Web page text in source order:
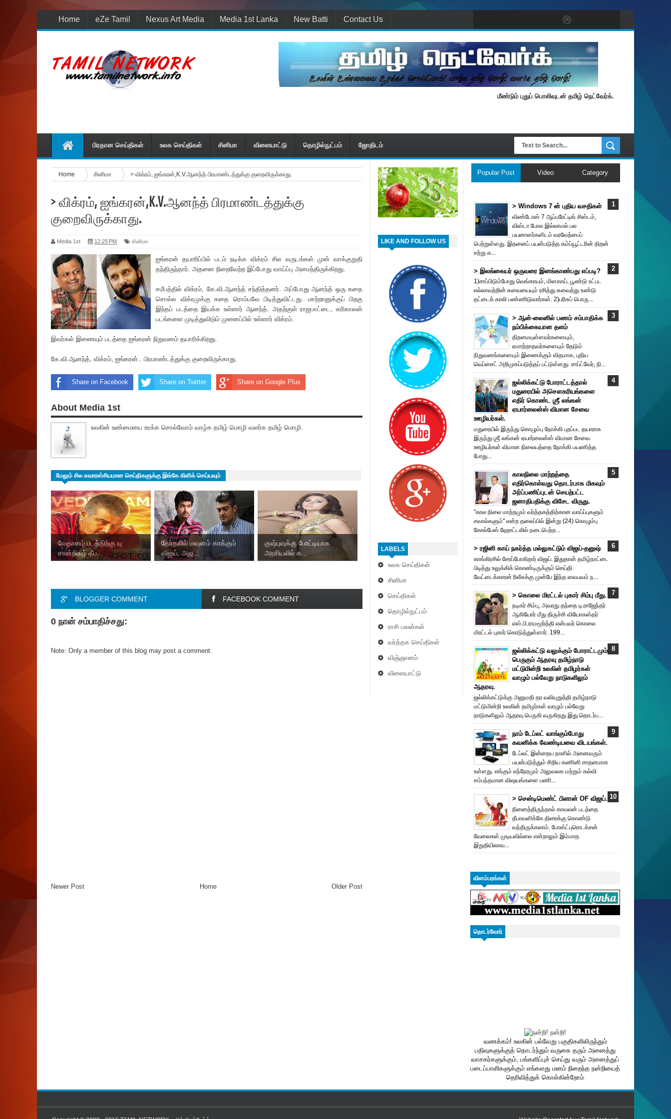
Home eZe Tamil Nexus Art Media Media 1st Lanka New Batti Contact Us
மீண்டும் புதுப் பொலிவுடன் தமிழ் நெட்வேர்க்.
பிரதான செய்திகள் உலக செய்திகள் சினிமா விளையாட்டு தொழில்நுட்பம் ஜோதிடம்
LIKE AND FOLLOW US
LABELS
உலக செய்திகள்
சினிமா
செய்திகள்
தொழில்நுட்பம்
ராசி பலன்கள்
வர்த்தக செய்திகள்
விஞ்ஞானம்
விளையாட்டு
Home சினிமா > விக்ரம், ஐங்கரன்,K.V.ஆனந்த் பிரமாண்டத்துக்கு குறைவிருக்காது.
> விக்ரம், ஐங்கரன்,K.V.ஆனந்த் பிரமாண்டத்துக்கு
குறைவிருக்காது.
Media 1st 12:25 PM சினிமா
ஐங்கரன் தயா‌ரிப்பில் படம் நடிக்க விக்ரம் சில வருடங்கள் முன் வாக்குறுதி
தந்திருந்தார். அதனை நிறைவேற்ற இப்போது வாய்ப்பு அமைந்திருக்கிறது.
சமீபத்தில் விக்ரம், கே.வி.ஆனந்த் சந்தித்தனர். அப்போது ஆனந்த் ஒரு கதை
சொல்ல விக்ரமுக்கு கதை ரொம்பவே பிடித்துவிட்டது. மாற்றானுக்குப் பிறகு
இந்தப் படத்தை இயக்க உள்ளார் ஆனந்த். அதற்குள் ராஜபாட்டை, க‌ரிகாலன்
படங்களை முடித்துவிடும் முனைப்பில் உள்ளார் விக்ரம்.
இவர்கள் இணையும் படத்தை ஐங்கரன் நிறுவனம் தயா‌ரிக்கிறது.
கே.வி.ஆனந்த், விக்ரம், ஐங்கரன்.. பிரமாண்டத்துக்கு குறைவிருக்காது.
Share on Facebook Share on Twitter Share on Google Plus
About Media 1st
உலகின் உண்மையை உரக்க சொல்வோம் வாழ்க தமிழ் மொழி வளர்க தமிழ் மொழி.
மேலும் சில சுவாரஸ்சியமான செய்திகளுக்கு இங்கே கிளிக் செய்யவும்
வேதாளம் படத்திற்கு யு
சான்றிதழ் தீப...
தேர்தலில் மவுனம் காக்கும்
விஜய், அஜ...
குஷ்புவுக்கு போட்டியாக
அரசியலில் க...
BLOGGER COMMENT FACEBOOK COMMENT
0 நான் சம்பாதிச்சது:
Note: Only a member of this blog may post a comment.
Newer Post Older Post
Home
Popular Post Video Category
> Windows 7 ன் புதிய வசதிகள்
விண்டோஸ் 7 ஆப்பரேட்டிங் சிஸ்டம்,
விஸ்டா போல இல்லாமல் பல
பயனாளர்களிடம் வரவேற்பைப்
பெற்றுள்ளது. இதனைப் பயன்படுத்த கம்ப்யூட்டரின் திறன்
சற்று க...
> இலங்கையர் ஒருவரை இனங்காண்பது எப்படி?
1)சாப்பிடும்போது வெங்காயம், மிளகாய், பூண்டு உட்பட
எல்லாவற்றின் சுவையையும் ரசித்து சுவைத்து உண்டு
தட்டைக் காலி பண்ணிடுவார்கள். 2)பரிசுப் பொரு...
> ஆன்-லைனில் பணம் சம்பாதிக்க
நம்பிக்கையான தளம்
திறமையுள்ளவர்களையும்,
ஏமாற்றாதவர்களையும் தேடும்
நிறுவனங்களையும் இணைக்கும் விதமாக, புதிய
வெப்சைட் அறிமுகப்படுத்தப் பட்டுள்ளது. சாப்ட்வேர், நி...
ஜல்லிக்கட்டு போராட்டத்தால்
மதுரையில் அசௌகரியங்களை
எதிர் கொண்ட ஶ்ரீ லங்கன்
ஏயார்லைன்ஸ் விமான சேவை
ஊழியர்கள்.
மதுரையில் இருந்து கொழும்பு நோக்கி புறப்பட தயாராக
இருந்து ஶ்ரீ லங்கன் ஏயார்லைன்ஸ் விமான சேவை
ஊழியர்கள் விமான நிலையத்தை நோக்கி பயணித்த
போது...
காலநிலை மாற்றத்தை
எதிர்கொள்வது தொடர்பாக மிகவும்
அர்ப்பணிப்புடன் செயற்பட்ட
ஜனாதிபதிக்கு விசேட விருது.
"கால நிலை மாற்றமும் வர்த்தகத்திற்கான வாய்ப்புகளும்
சவால்களும்" என்ற தலைப்பில் இன்று (24) கொழும்பு
கோல்பேஸ் ஹோட்டலில் நடைபெற்ற...
> ரஜினி காய் நகர்த்த மல்லுகட்டும் விஜய்-தனுஷ்
காங்கிரசில் சேரப்போகிறார் விஜய். இதுதான் தமிழ்நாட்டை
பிடித்து உலுக்கிக் கொண்டிருக்கும் செய்தி.
வேட்டைக்காரன் ரிலீசுக்கு முன்பே இந்த வைபவம் ந...
> கொலை மிரட்டல் புகார் சிம்பு மீது.
நடிகர் சிம்பு, அவரது தந்தை டி.ராஜேந்தர்
ஆகியோர் மீது திருச்சி வியோகஸ்தர்
எஸ்.பி.ராமமூர்த்தி என்பவர் கொலை
மிரட்டல் புகார் கொடுத்துள்ளார். 199...
ஜல்லிக்கட்டு வலுக்கும் போராட்டமும்
பெருகும் ஆதரவு தமிழ்நாடு
மட்டுமின்றி உலகின் தமிழர்கள்
வாழும் பல்வேறு நாடுகளிலும்
ஆதரவு.
ஜல்லிக்கட்டுக்கு அனுமதி தர வலியுறுத்தி தமிழ்நாடு
மட்டுமின்றி உலகின் தமிழர்கள் வாழும் பல்வேறு
நாடுகளிலும் ஆதரவு பெருகி வருகிறது இது தொடர்ப...
நாம் டேப்லட் வாங்கும்போது
கவனிக்க வேண்டியவை விடயங்கள்.
டேப்லட் இன்றைய நாளில் அனைவரும்
பயன்படுத்தும் சிறிய கணினி சாதனமாக
உள்ளது. எங்கும் எந்நேரமும் அலுவலக மற்றும் கல்வி
சம்பந்தமான விஷயங்களை பணி...
> சென்டிமெண்ட் பிளான் OF விஜய்.
நினைத்திருந்தால் காவலன் படத்தை
தீபாவளிக்கே திரைக்கு கொண்டு
வந்திருக்கலாம். போஸ்ட்புரொட‌க்சன்
வேலைகள் முடியவில்லை என்றாலும் இம்மாத
இறுதியிலாவ...
விளம்பரங்கள்
தொடர்வோர்
வணக்கம்! உலகின் பல்வேறு பகுதிகளிலிருந்தும்
பதிவுகளுக்குத் தொடர்ந்தும் வருகை தரும் அனைத்து
வாசகர்களுக்கும், பங்களிப்புச் செய்து வரும் அனைத்துப்
படைப்பாளிகளுக்கும் எங்களது மனம் நிறைந்த நன்றியைத்
தெரிவித்துக் கொள்கின்றோம்